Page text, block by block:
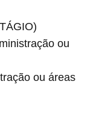
ou
ou áreas